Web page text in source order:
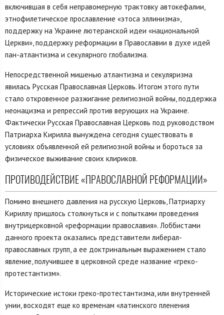
включившая в себя неправомерную трактовку автокефалии,
этнофилетическое прославление «этоса эллинизма»,
поддержку на Украине лютеранской идеи «национальной
Церкви», поддержку реформации в Православии в духе идей
пан-атлантизма и секулярного глобализма.
Непосредственной мишенью атлантизма и секуляризма
явилась Русская Православная Церковь. Итогом этого пути
стало откровенное разжигание религиозной войны, поддержка
неонацизма и репрессий против верующих на Украине.
Фактически Русская Православная Церковь под руководством
Патриарха Кирилла вынуждена сегодня существовать в
условиях объявленной ей религиозной войны и бороться за
физическое выживание своих клириков.
ПРОТИВОДЕЙСТВИЕ «ПРАВОСЛАВНОЙ РЕФОРМАЦИИ»
Помимо внешнего давления на русскую Церковь, Патриарху
Кириллу пришлось столкнуться и с попытками проведения
внутрицерковной «реформации православия». Лоббистами
данного проекта оказались представители либерал-
православных групп, а ее доктринальным выражением стало
явление, получившее в церковной среде название «греко-
протестантизм».
Исторические истоки греко-протестантизма, или внутренней
унии, восходят еще ко временам «латинского пленения